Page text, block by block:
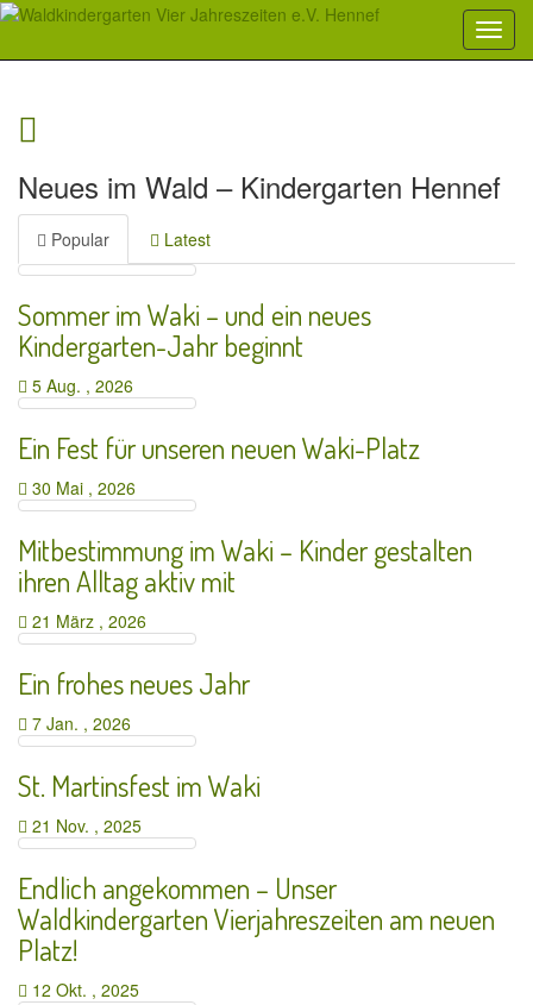
Neues im Wald – Kindergarten Hennef
Popular Latest
Sommer im Waki – und ein neues
Kindergarten-Jahr beginnt
5 Aug. , 2026
Ein Fest für unseren neuen Waki-Platz
30 Mai , 2026
Mitbestimmung im Waki – Kinder gestalten
ihren Alltag aktiv mit
21 März , 2026
Ein frohes neues Jahr
7 Jan. , 2026
St. Martinsfest im Waki
21 Nov. , 2025
Endlich angekommen – Unser
Waldkindergarten Vierjahreszeiten am neuen
Platz!
12 Okt. , 2025